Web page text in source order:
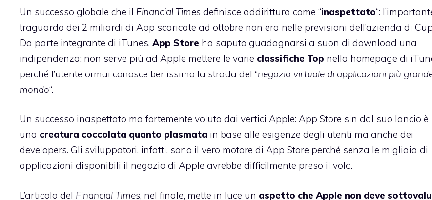
Un successo globale che il Financial Times definisce addirittura come “inaspettato“:
traguardo dei 2 miliardi di App scaricate ad ottobre non era nelle previsioni dell’azienda di
Da parte integrante di iTunes, App Store ha saputo guadagnarsi a suon di download una
indipendenza: non serve più ad Apple mettere le varie classifiche Top nella homepage di
perché l’utente ormai conosce benissimo la strada del “negozio virtuale di applicazioni più
mondo“.
Un successo inaspettato ma fortemente voluto dai vertici Apple: App Store sin dal suo lancio è
una creatura coccolata quanto plasmata in base alle esigenze degli utenti ma anche dei
developers. Gli sviluppatori, infatti, sono il vero motore di App Store perché senza le migliaia di
applicazioni disponibili il negozio di Apple avrebbe difficilmente preso il volo.
L’articolo del Financial Times, nel finale, mette in luce un aspetto che Apple non deve